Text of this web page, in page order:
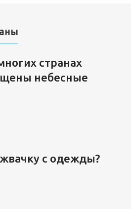
странах
небесные
с одежды?